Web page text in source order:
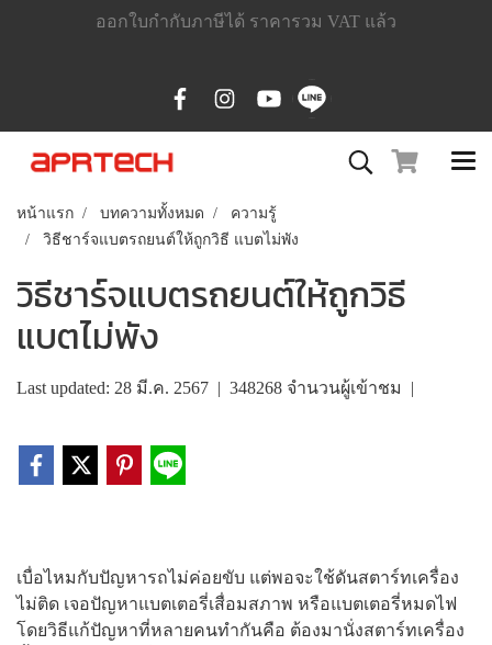
ออกใบกำกับภาษีได้ ราคารวม VAT แล้ว
หน้าแรก บทความทั้งหมด
ความรู้
วิธีชาร์จแบตรถยนต์ให้ถูกวิธี แบตไม่พัง
วิธีชาร์จแบตรถยนต์ให้ถูกวิธี
แบตไม่พัง
Last updated: 28 มี.ค. 2567 | 348268 จำนวนผู้เข้าชม |
เบื่อไหมกับปัญหารถไม่ค่อยขับ แต่พอจะใช้ดันสตาร์ทเครื่อง
ไม่ติด เจอปัญหาแบตเตอรี่เสื่อมสภาพ หรือแบตเตอรี่หมดไฟ
โดยวิธีแก้ปัญหาที่หลายคนทำกันคือ ต้องมานั่งสตาร์ทเครื่อง